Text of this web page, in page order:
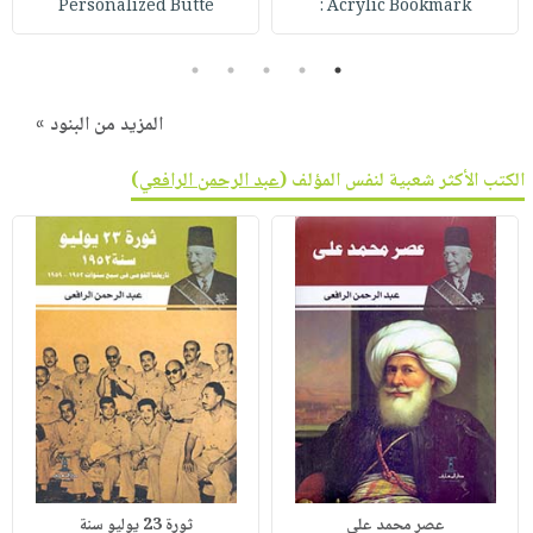
Acrylic Bookmark :
Personalized Butte
1
2
3
4
5
المزيد من البنود »
الكتب الأكثر شعبية لنفس المؤلف (عبد الرحمن الرافعي)
عصر محمد علي ثورة 23 يوليو سنة